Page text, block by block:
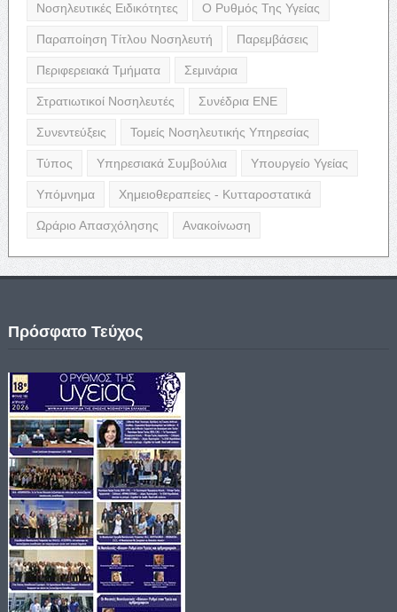
Νοσηλευτικές Ειδικότητες Ο Ρυθμός Της Υγείας
Παραποίηση Τίτλου Νοσηλευτή Παρεμβάσεις
Περιφερειακά Τμήματα Σεμινάρια
Στρατιωτικοί Νοσηλευτές Συνέδρια ΕΝΕ
Συνεντεύξεις Τομείς Νοσηλευτικής Υπηρεσίας
Τύπος Υπηρεσιακά Συμβούλια Υπουργείο Υγείας
Υπόμνημα Χημειοθεραπείες - Κυτταροστατικά
Ωράριο Απασχόλησης Ανακοίνωση
Πρόσφατο Τεύχος